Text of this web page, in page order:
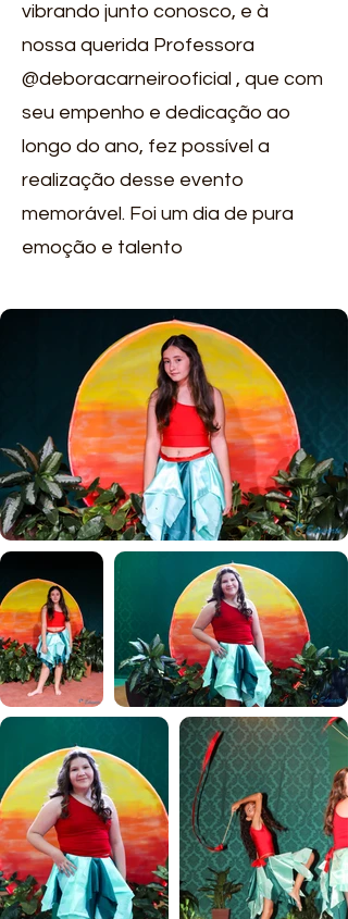
vibrando junto conosco, e à
nossa querida Professora
@deboracarneirooficial , que com
seu empenho e dedicação ao
longo do ano, fez possível a
realização desse evento
memorável. Foi um dia de pura
emoção e talento